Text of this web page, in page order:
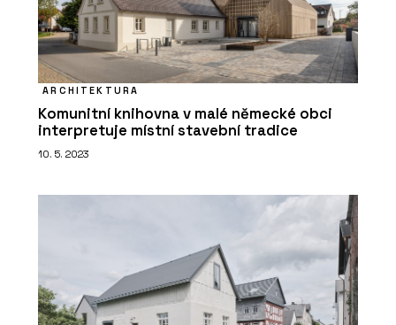
PRODUKTY
Aplikace Twinmotion - CEGRA
ČLÁNKY
ARCHITEKTURA
Komunitní knihovna v malé německé obci
interpretuje místní stavební tradice
10. 5. 2023